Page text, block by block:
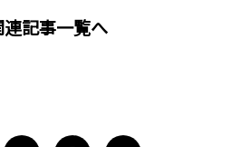
連記事一覧へ